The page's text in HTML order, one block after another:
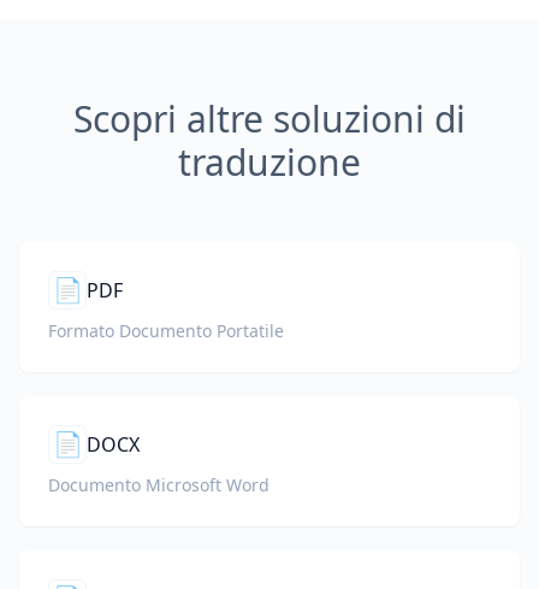
Scopri altre soluzioni di
traduzione
📄 PDF
Formato Documento Portatile
📄 DOCX
Documento Microsoft Word